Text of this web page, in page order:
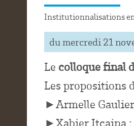
Institutionnalisations
du mercredi 21
Le colloque final
Les propositions
►Armelle
►Xabier Itçaina :